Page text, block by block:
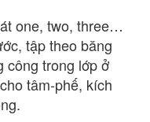
one, two, three…
tập theo băng
công trong lớp ở
tâm-phế, kích